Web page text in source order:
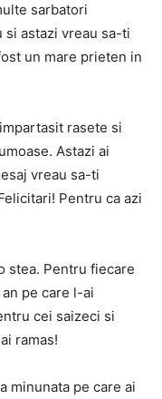
sarbatori
si astazi vreau sa-ti
un mare prieten in
rasete si
Astazi ai
vreau sa-ti
Pentru ca azi
stea. Pentru fiecare
pe care l-ai
cei saizeci si
ramas!
minunata pe care ai